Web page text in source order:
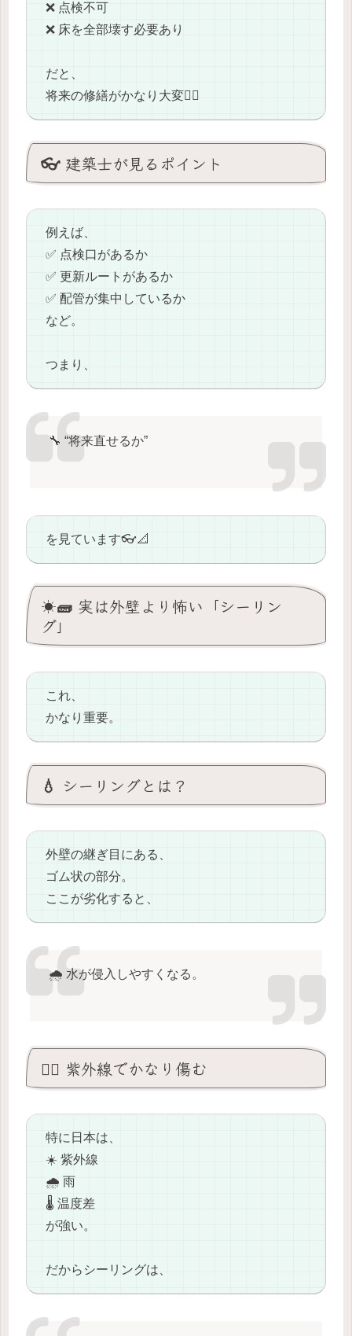
❌ 点検不可
❌ 床を全部壊す必要あり
だと、
将来の修繕がかなり大変😵‍💫
👓 建築士が見るポイント
例えば、
✅ 点検口があるか
✅ 更新ルートがあるか
✅ 配管が集中しているか
など。
つまり、
🔧 “将来直せるか”
を見ています👓📐
☀️🧱 実は外壁より怖い「シーリン
グ」
これ、
かなり重要。
💧 シーリングとは？
外壁の継ぎ目にある、
ゴム状の部分。
ここが劣化すると、
🌧️ 水が侵入しやすくなる。
😵‍💫 紫外線でかなり傷む
特に日本は、
☀️ 紫外線
🌧️ 雨
🌡️ 温度差
が強い。
だからシーリングは、